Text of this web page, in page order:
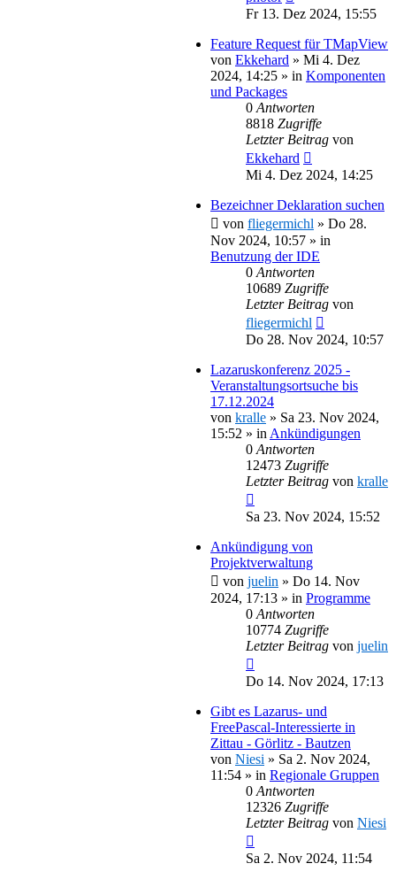
Fr 13. Dez 2024, 15:55
Feature Request für TMapView
von Ekkehard » Mi 4. Dez
2024, 14:25 » in Komponenten
und Packages
0 Antworten
8818 Zugriffe
Letzter Beitrag von
Ekkehard
Mi 4. Dez 2024, 14:25
Bezeichner Deklaration suchen
von fliegermichl » Do 28.
Nov 2024, 10:57 » in
Benutzung der IDE
0 Antworten
10689 Zugriffe
Letzter Beitrag von
fliegermichl
Do 28. Nov 2024, 10:57
Lazaruskonferenz 2025 -
Veranstaltungsortsuche bis
17.12.2024
von kralle » Sa 23. Nov 2024,
15:52 » in Ankündigungen
0 Antworten
12473 Zugriffe
Letzter Beitrag von kralle
Sa 23. Nov 2024, 15:52
Ankündigung von
Projektverwaltung
von juelin » Do 14. Nov
2024, 17:13 » in Programme
0 Antworten
10774 Zugriffe
Letzter Beitrag von juelin
Do 14. Nov 2024, 17:13
Gibt es Lazarus- und
FreePascal-Interessierte in
Zittau - Görlitz - Bautzen
von Niesi » Sa 2. Nov 2024,
11:54 » in Regionale Gruppen
0 Antworten
12326 Zugriffe
Letzter Beitrag von Niesi
Sa 2. Nov 2024, 11:54